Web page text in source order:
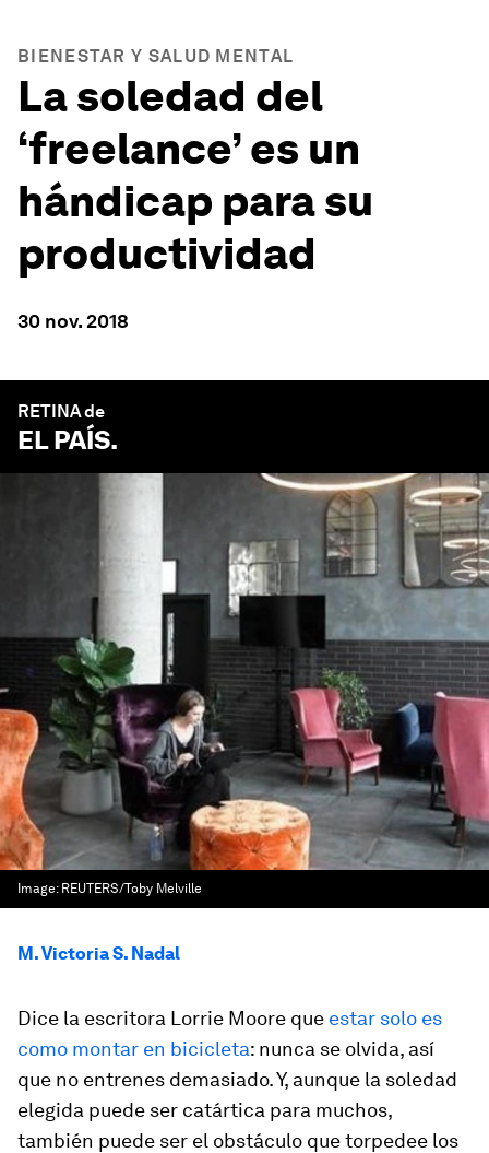
BIENESTAR Y SALUD MENTAL
La soledad del
‘freelance’ es un
hándicap para su
productividad
30 nov. 2018
RETINA de
EL PAÍS.
Image: REUTERS/Toby Melville
M. Victoria S. Nadal
Dice la escritora Lorrie Moore que estar solo es
como montar en bicicleta: nunca se olvida, así
que no entrenes demasiado. Y, aunque la soledad
elegida puede ser catártica para muchos,
también puede ser el obstáculo que torpedee los